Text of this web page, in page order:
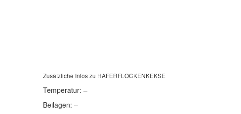
Zusätzliche Infos zu HAFERFLOCKENKEKSE
Temperatur: –
Beilagen: –